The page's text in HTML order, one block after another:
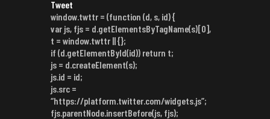
Tweet
window.twttr = (function (d, s, id) {
var js, fjs = d.getElementsByTagName(s)[0],
t = window.twttr || {};
if (d.getElementById(id)) return t;
js = d.createElement(s);
js.id = id;
js.src =
“https://platform.twitter.com/widgets.js”;
fjs.parentNode.insertBefore(js, fjs);